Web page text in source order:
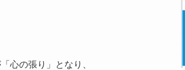
心の張り」となり、